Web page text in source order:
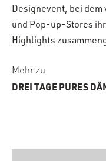
Designevent, bei
und Pop-up-Stores
Highlights
Mehr zu
DREI TAGE PURES